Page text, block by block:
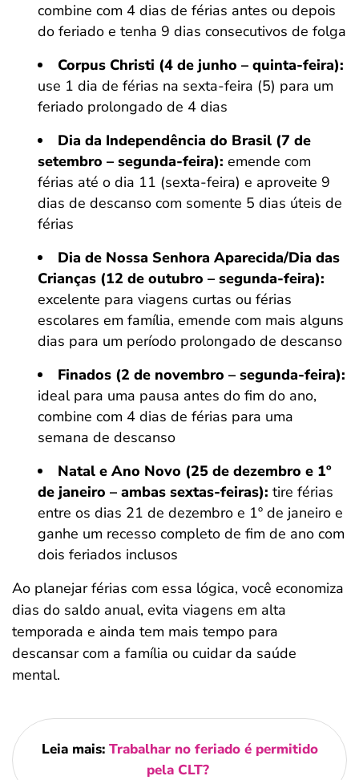
combine com 4 dias de férias antes ou depois
do feriado e tenha 9 dias consecutivos de folga
Corpus Christi (4 de junho – quinta-feira):
use 1 dia de férias na sexta-feira (5) para um
feriado prolongado de 4 dias
Dia da Independência do Brasil (7 de
setembro – segunda-feira): emende com
férias até o dia 11 (sexta-feira) e aproveite 9
dias de descanso com somente 5 dias úteis de
férias
Dia de Nossa Senhora Aparecida/Dia das
Crianças (12 de outubro – segunda-feira):
excelente para viagens curtas ou férias
escolares em família, emende com mais alguns
dias para um período prolongado de descanso
Finados (2 de novembro – segunda-feira):
ideal para uma pausa antes do fim do ano,
combine com 4 dias de férias para uma
semana de descanso
Natal e Ano Novo (25 de dezembro e 1º
de janeiro – ambas sextas-feiras): tire férias
entre os dias 21 de dezembro e 1º de janeiro e
ganhe um recesso completo de fim de ano com
dois feriados inclusos
Ao planejar férias com essa lógica, você economiza
dias do saldo anual, evita viagens em alta
temporada e ainda tem mais tempo para
descansar com a família ou cuidar da saúde
mental.
Leia mais: Trabalhar no feriado é permitido
pela CLT?